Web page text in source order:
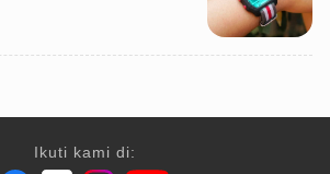
Ikuti kami di: